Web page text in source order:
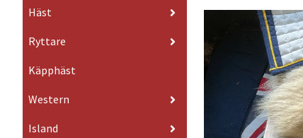
Häst
Ryttare
Käpphäst
Western
Island